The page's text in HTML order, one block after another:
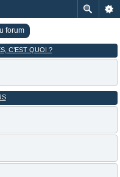
forum
C’EST QUOI ?